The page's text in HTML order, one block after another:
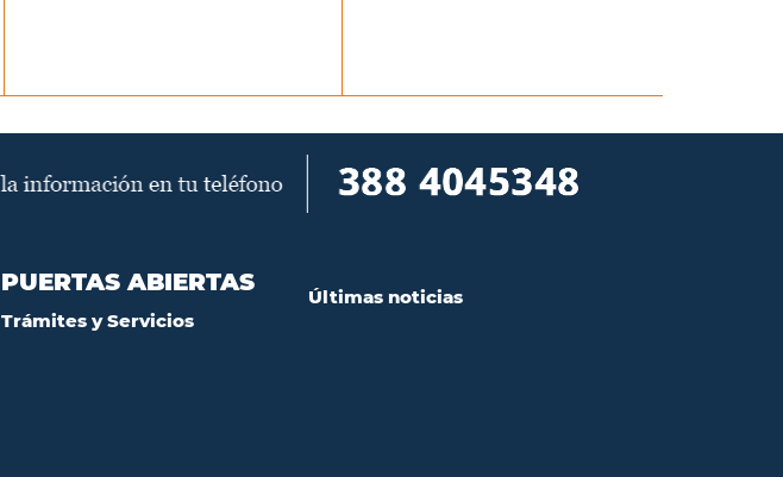
PUERTAS ABIERTAS
Trámites y Servicios
Últimas noticias